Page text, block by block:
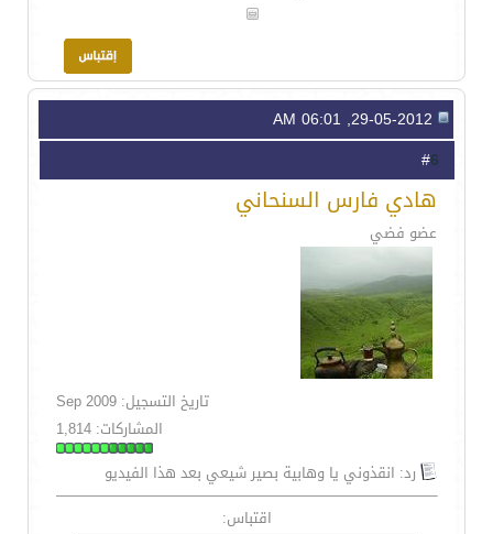
6
هادي فارس السنحاني
عضو فضي
تاريخ التسجيل: Sep 2009
المشاركات: 1,814
رد: انقذوني يا وهابية بصير شيعي بعد هذا الفيديو
اقتباس: